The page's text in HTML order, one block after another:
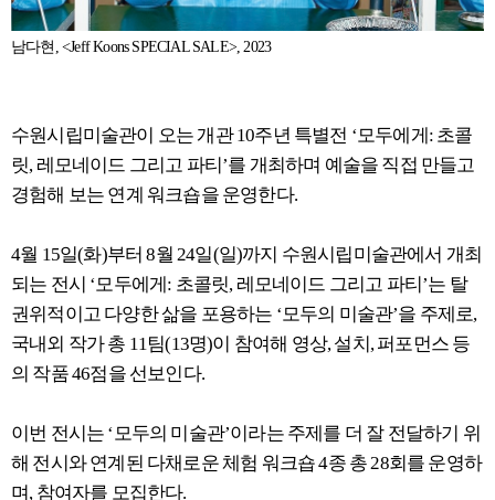
남다현, <Jeff Koons SPECIAL SALE>, 2023
수원시립미술관이 오는 개관 10주년 특별전 ‘모두에게: 초콜
릿, 레모네이드 그리고 파티’를 개최하며 예술을 직접 만들고
경험해 보는 연계 워크숍을 운영한다.
4월 15일(화)부터 8월 24일(일)까지 수원시립미술관에서 개최
되는 전시 ‘모두에게: 초콜릿, 레모네이드 그리고 파티’는 탈
권위적이고 다양한 삶을 포용하는 ‘모두의 미술관’을 주제로,
국내외 작가 총 11팀(13명)이 참여해 영상, 설치, 퍼포먼스 등
의 작품 46점을 선보인다.
이번 전시는 ‘모두의 미술관’이라는 주제를 더 잘 전달하기 위
해 전시와 연계된 다채로운 체험 워크숍 4종 총 28회를 운영하
며, 참여자를 모집한다.